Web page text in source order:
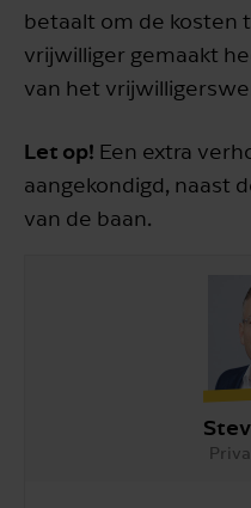
betaalt om de kosten
vrijwilliger gemaakt
van het
Let op! Een extra
aangekondigd, naast
van de baan.